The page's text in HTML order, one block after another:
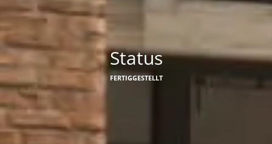
Status
FERTIGGESTELLT